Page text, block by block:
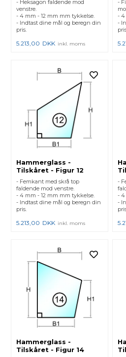
- Heksagon faldende mod
venstre.
- 4 mm - 12 mm mm tykkelse.
- Indtast dine mål og beregn din
pris.
5.213,00 DKK inkl. moms
-
- 4
-
Hammerglass -
Tilskåret - Figur 12
- Femkant med skrå top
faldende mod venstre.
- 4 mm - 12 mm mm tykkelse.
- Indtast dine mål og beregn din
pris.
5.213,00 DKK inkl. moms
-
- 4
-
Hammerglass -
Tilskåret - Figur 14